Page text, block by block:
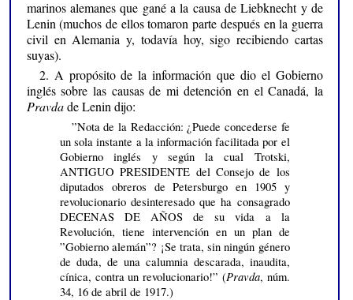
marinos alemanes que gané a la causa de Liebknecht y de
Lenin (muchos de ellos tomaron parte después en la guerra
civil en Alemania y, todavía hoy, sigo recibiendo cartas
suyas).
2. A propósito de la información que dio el Gobierno
inglés sobre las causas de mi detención en el Canadá, la
Pravdade Lenin dijo:
”Nota de la Redacción: ¿Puede concederse fe
un sola instante a la información facilitada por el
Gobierno inglés y según la cual Trotski,
ANTIGUO PRESIDENTE del Consejo de los
diputados obreros de Petersburgo en 1905 y
revolucionario desinteresado que ha consagrado
DECENAS DE AÑOS de su vida a la
Revolución, tiene intervención en un plan de
”Gobierno alemán”? ¡Se trata, sin ningún género
de duda, de una calumnia descarada, inaudita,
cínica, contra un revolucionario!” (Pravda, núm.
34, 16 de abril de 1917.)